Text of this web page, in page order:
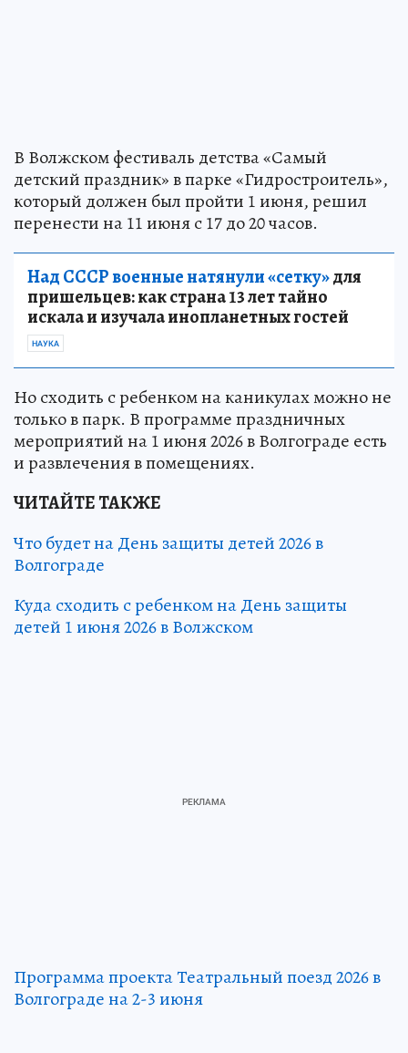
В Волжском фестиваль детства «Самый
детский праздник» в парке «Гидростроитель»,
который должен был пройти 1 июня, решил
перенести на 11 июня с 17 до 20 часов.
Над СССР военные натянули «сетку»для
пришельцев: как страна 13 лет тайно
искала и изучала инопланетных гостей
НАУКА
Но сходить с ребенком на каникулах можно не
только в парк. В программе праздничных
мероприятий на 1 июня 2026 в Волгограде есть
и развлечения в помещениях.
ЧИТАЙТЕ ТАКЖЕ
Что будет на День защиты детей 2026 в
Волгограде
Куда сходить с ребенком на День защиты
детей 1 июня 2026 в Волжском
Программа проекта Театральный поезд 2026 в
Волгограде на 2-3 июня